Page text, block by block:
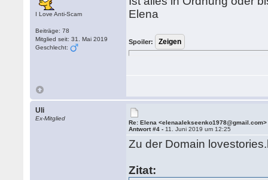
I Love Anti-Scam
Beiträge: 78
Mitglied seit: 31. Mai 2019
Geschlecht:
Elena
Spoiler:
Uli
Ex-Mitglied
Re: Elena <elenaalekseenko1978@gmail.com>
Antwort #4 - 11. Juni 2019 um 12:25
Zu der Domain
Zitat: